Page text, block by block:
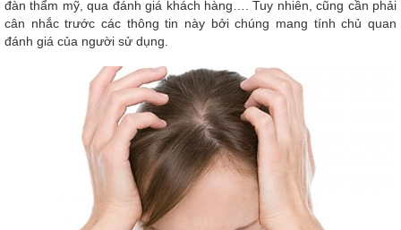
đàn thẩm mỹ, qua đánh giá khách hàng…. Tuy nhiên, cũng cần phải
cân nhắc trước các thông tin này bởi chúng mang tính chủ quan
đánh giá của người sử dụng.